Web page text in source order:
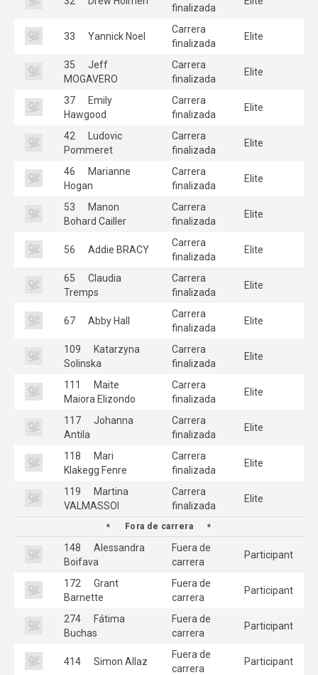
finalizada
33 Yannick Noel
Carrera
finalizada
Elite
35
Jeff
MOGAVERO
Carrera
finalizada
Elite
37
Emily
Hawgood
Carrera
finalizada
Elite
42
Ludovic
Pommeret
Carrera
finalizada
Elite
46
Marianne
Hogan
Carrera
finalizada
Elite
53
Manon
Bohard Cailler
Carrera
finalizada
Elite
56 Addie BRACY
Carrera
finalizada
Elite
65
Claudia
Tremps
Carrera
finalizada
Elite
67 Abby Hall
Carrera
finalizada
Elite
109
Katarzyna
Solinska
Carrera
finalizada
Elite
111
Maite
Maiora Elizondo
Carrera
finalizada
Elite
117
Johanna
Antila
Carrera
finalizada
Elite
118
Mari
Klakegg Fenre
Carrera
finalizada
Elite
119
Martina
VALMASSOI
Carrera
finalizada
Elite
Fora de carrera
148
Alessandra
Boifava
Fuera de
carrera
Participant
172
Grant
Barnette
Fuera de
carrera
Participant
274
Fátima
Buchas
Fuera de
carrera
Participant
414 Simon Allaz
Fuera de
carrera
Participant